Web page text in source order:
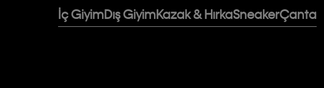
İç GiyimDış GiyimKazak & HırkaSneakerÇanta